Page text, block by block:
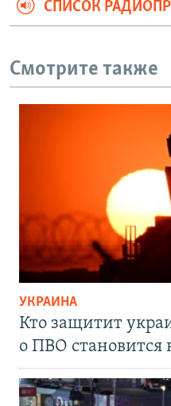
СПИСОК
Смотрите также
УКРАИНА
Кто защитит
о ПВО становится